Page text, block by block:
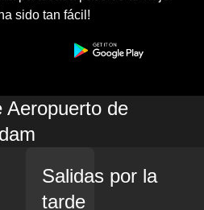
sido tan fácil!
Aeropuerto de
Salidas por la
tarde